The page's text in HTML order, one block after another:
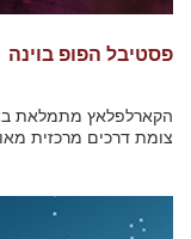
פסטיבל הפופ בוינה
הקארלפלאץ מתמלאת
צומת דרכים מרכזית